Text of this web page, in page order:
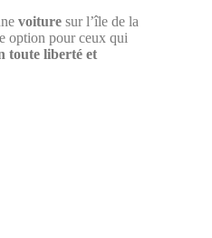
voituresur l’île de la
option pour ceux qui
toute liberté et